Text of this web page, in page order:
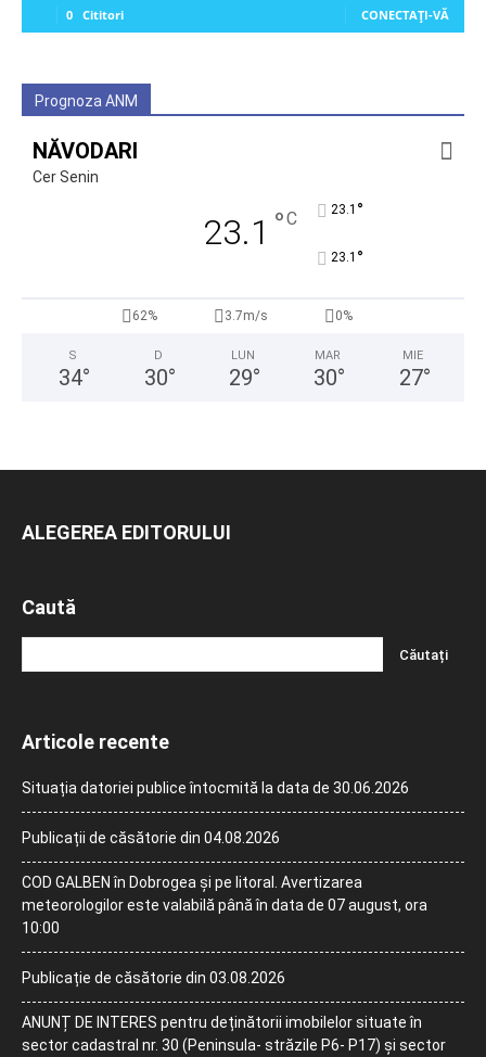
0 Cititori CONECTAȚI-VĂ
Prognoza ANM
NĂVODARI
Cer Senin
23.1 °C 23.1 °
23.1 °
62% 3.7m/s 0%
S
34°
D
30°
LUN
29°
MAR
30°
MIE
27°
ALEGEREA EDITORULUI
Caută
Articole recente
Situația datoriei publice întocmită la data de 30.06.2026
Publicații de căsătorie din 04.08.2026
COD GALBEN în Dobrogea și pe litoral. Avertizarea
meteorologilor este valabilă până în data de 07 august, ora
10:00
Publicație de căsătorie din 03.08.2026
ANUNȚ DE INTERES pentru deținătorii imobilelor situate în
sector cadastral nr. 30 (Peninsula- străzile P6- P17) și sector